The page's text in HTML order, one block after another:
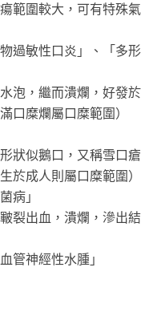
範圍較大，可有特殊氣
過敏性口炎」、「多形
泡，繼而潰爛，好發於
口糜爛屬口糜範圍）
狀似鵝口，又稱雪口瘡
於成人則屬口糜範圍）
病」
裂出血，潰爛，滲出結
管神經性水腫」